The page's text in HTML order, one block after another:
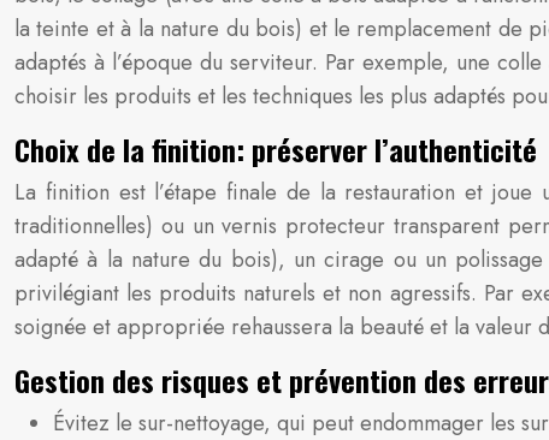
la teinte et à la nature du bois) et le remplacement de
adaptés à l’époque du serviteur. Par exemple, une
choisir les produits et les techniques les plus adaptés
Choix de la finition: préserver l’authenticité
La finition est l’étape finale de la restauration et
traditionnelles) ou un vernis protecteur transparent
adapté à la nature du bois), un cirage ou un
privilégiant les produits naturels et non agressifs. Par
soignée et appropriée rehaussera la beauté et la valeur
Gestion des risques et prévention des
Évitez le sur-nettoyage, qui peut endommager les